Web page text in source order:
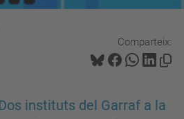
Comparteix:
instituts del Garraf a la